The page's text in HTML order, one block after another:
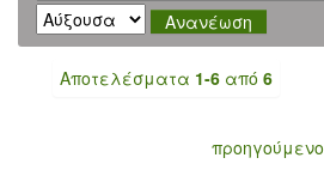
Αποτελέσματα 1-6 από 6
προηγούμενο